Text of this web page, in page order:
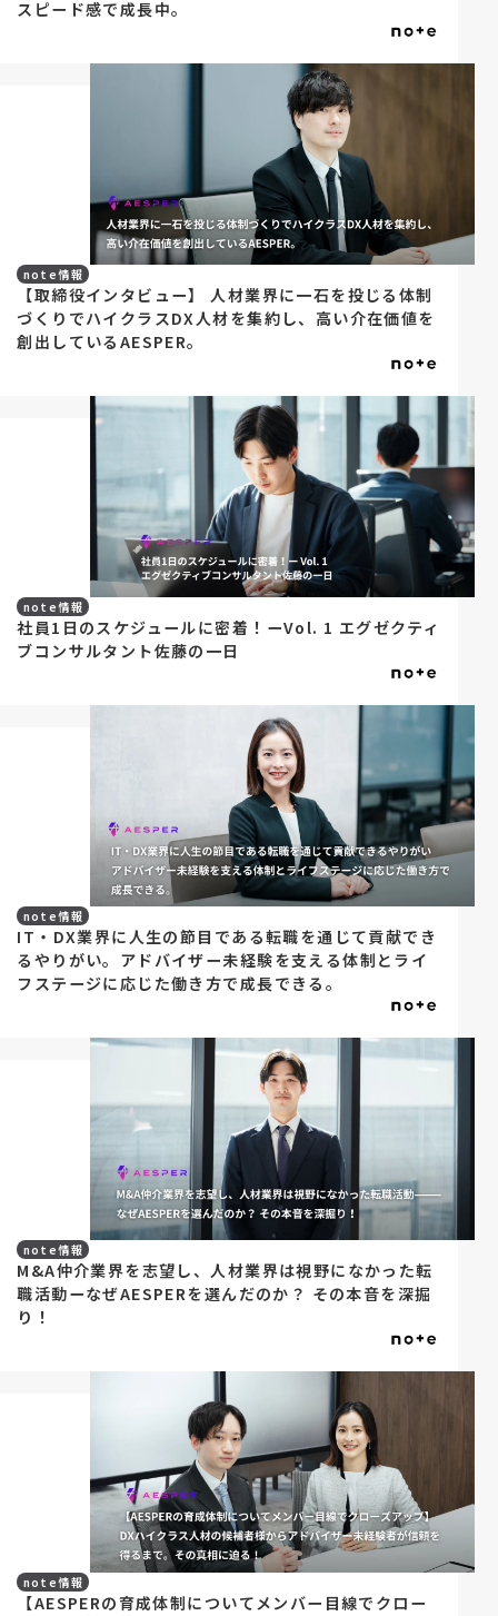
スピード感で成長中。
note情報
【取締役インタビュー】 人材業界に一石を投じる体制
づくりでハイクラスDX人材を集約し、高い介在価値を
創出しているAESPER。
note情報
社員1日のスケジュールに密着！ーVol. 1 エグゼクティ
ブコンサルタント佐藤の一日
note情報
IT・DX業界に人生の節目である転職を通じて貢献でき
るやりがい。アドバイザー未経験を支える体制とライ
フステージに応じた働き方で成長できる。
note情報
M&A仲介業界を志望し、人材業界は視野になかった転
職活動ーなぜAESPERを選んだのか？ その本音を深掘
り！
note情報
【AESPERの育成体制についてメンバー目線でクロー